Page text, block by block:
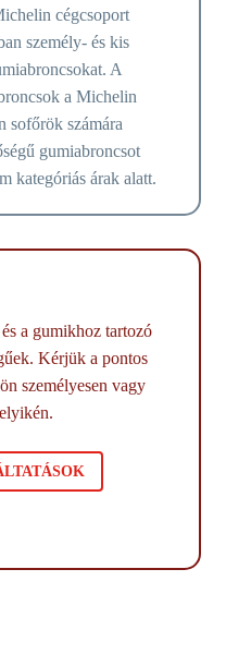
cégcsoport
személy- és kis
A
a Michelin
sofőrök számára
gumiabroncsot
kategóriás árak alatt.
a gumikhoz tartozó
Kérjük a pontos
személyesen vagy